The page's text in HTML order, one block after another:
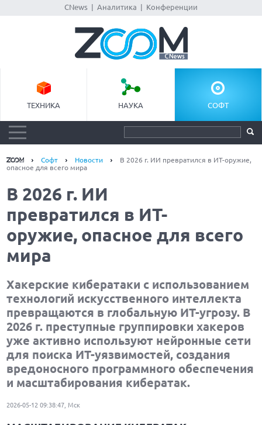
CNews Аналитика Конференции
ТЕХНИКА НАУКА СОФТ
Софт Новости
В 2026 г. ИИ превратился в ИТ-оружие,
опасное для всего мира
В 2026 г. ИИ
превратился в ИТ-
оружие, опасное для всего
мира
Хакерские кибератаки с использованием
технологий искусственного интеллекта
превращаются в глобальную ИТ-угрозу. В
2026 г. преступные группировки хакеров
уже активно используют нейронные сети
для поиска ИТ-уязвимостей, создания
вредоносного программного обеспечения
и масштабирования кибератак.
2026-05-12 09:38:47, Мск